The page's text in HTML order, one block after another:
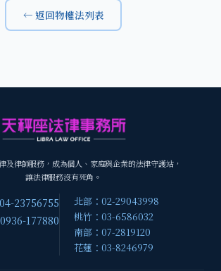
← 返回物權法列表
及律師服務，成為個人、家庭與企業的法律守護站，
讓法律服務沒有死角。
23756755
177880
北部：02-29043998
桃竹：03-6586032
南部：07-2819120
花蓮：03-8246979